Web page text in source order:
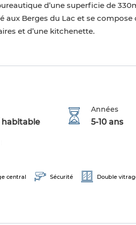
d’une superficie de
Berges du Lac et se compose
et d’une kitchenette.
habitable
Années
5-10 ans
central Sécurité Double